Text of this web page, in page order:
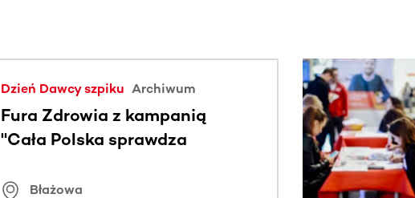
Dzień Dawcy szpiku Archiwum
Fura Zdrowia z kampanią
"Cała Polska sprawdza
Błażowa